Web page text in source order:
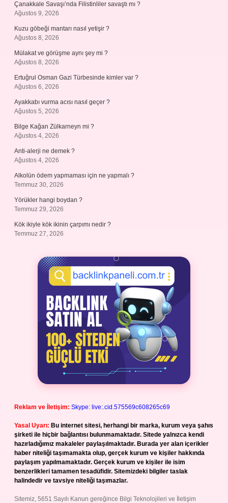
Çanakkale Savaşı’nda Filistinliler savaştı mı ?
Ağustos 9, 2026
Kuzu göbeği mantarı nasıl yetişir ?
Ağustos 8, 2026
Mülakat ve görüşme aynı şey mi ?
Ağustos 8, 2026
Ertuğrul Osman Gazi Türbesinde kimler var ?
Ağustos 6, 2026
Ayakkabı vurma acısı nasıl geçer ?
Ağustos 5, 2026
Bilge Kağan Zülkarneyn mi ?
Ağustos 4, 2026
Anti-alerji ne demek ?
Ağustos 4, 2026
Alkolün ödem yapmaması için ne yapmalı ?
Temmuz 30, 2026
Yörükler hangi boydan ?
Temmuz 29, 2026
Kök ikiyle kök ikinin çarpımı nedir ?
Temmuz 27, 2026
Reklam ve İletişim: Skype: live:.cid.575569c608265c69
Yasal Uyarı: Bu internet sitesi, herhangi bir marka, kurum veya şahıs
şirketi ile hiçbir bağlantısı bulunmamaktadır. Sitede yalnızca kendi
hazırladığımız makaleler paylaşılmaktadır. Burada yer alan içerikler
haber niteliği taşımamakta olup, gerçek kurum ve kişiler hakkında
paylaşım yapılmamaktadır. Gerçek kurum ve kişiler ile isim
benzerlikleri tamamen tesadüfidir. Sitemizdeki bilgiler taslak
halindedir ve tavsiye niteliği taşımazlar.
Sitemiz, 5651 Sayılı Kanun gereğince Bilgi Teknolojileri ve İletişim